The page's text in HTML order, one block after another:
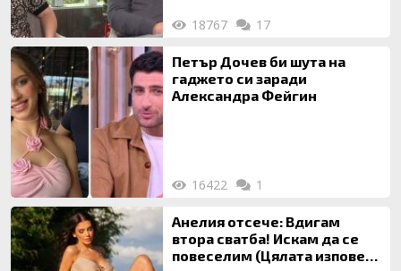
18767 17
Петър Дочев би шута на
гаджето си заради
Александра Фейгин
16422 1
Анелия отсече: Вдигам
втора сватба! Искам да се
повеселим (Цялата изповед